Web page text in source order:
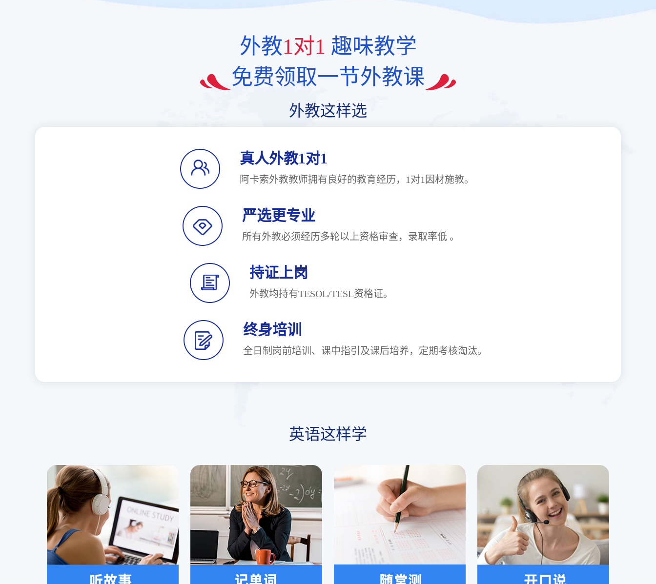
外教1对1 趣味教学
免费领取一节外教课
外教这样选
真人外教1对1
阿卡索外教教师拥有良好的教育经历，1对1因材施教。
严选更专业
所有外教必须经历多轮以上资格审查，录取率低 。
持证上岗
外教均持有TESOL/TESL资格证。
终身培训
全日制岗前培训、课中指引及课后培养，定期考核淘汰。
英语这样学